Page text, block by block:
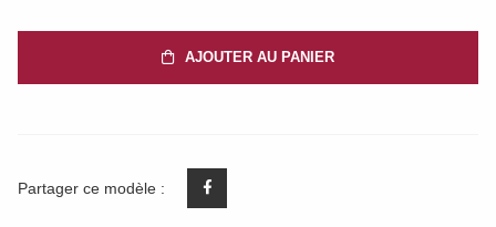
AJOUTER AU PANIER
Partager ce modèle :